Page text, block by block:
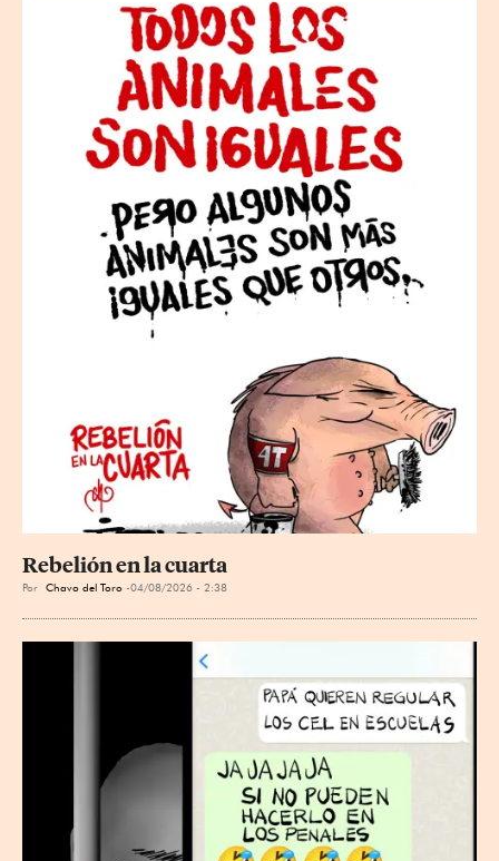
Rebelión en la cuarta
Por Chavo del Toro 04/08/2026 - 2:38